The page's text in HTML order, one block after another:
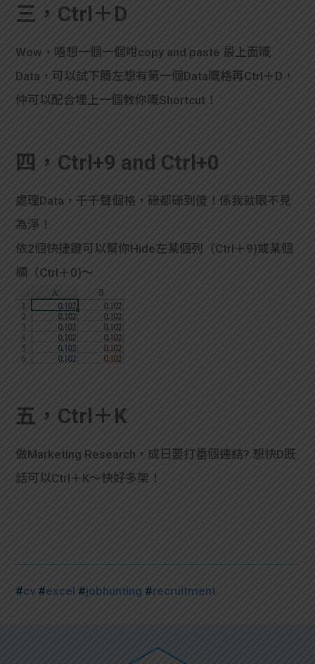
三，Ctrl＋D
Wow，唔想一個一個咁copy and paste 最上面嘅
Data，可以試下簡左想有第一個Data嘅格再Ctrl＋D，
仲可以配合埋上一個教你嘅Shortcut！
四，Ctrl+9 and Ctrl+0
處理Data，千千聲個格，碌都碌到傻！係我就眼不見
為淨！
依2個快捷鍵可以幫你Hide左某個列（Ctrl＋9)或某個
欄（Ctrl＋0)～
五，Ctrl＋K
做Marketing Research，成日要打番個連結? 想快D既
話可以Ctrl＋K～快好多架！
#cv#excel #jobhunting #recruitment